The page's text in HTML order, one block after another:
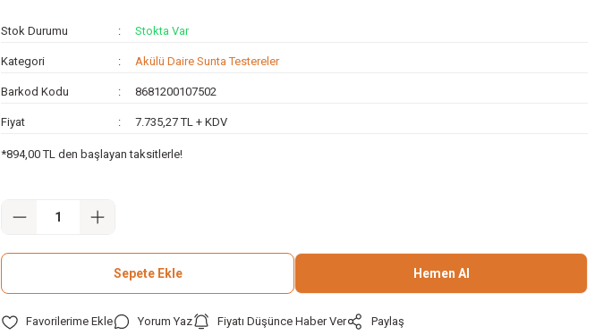
Stok Durumu Stokta Var
Kategori Akülü Daire Sunta Testereler
Barkod Kodu 8681200107502
Fiyat 7.735,27 TL + KDV
*894,00 TL den başlayan taksitlerle!
Sepete Ekle Hemen Al
Yorum Yaz Fiyatı Düşünce Haber Ver Paylaş